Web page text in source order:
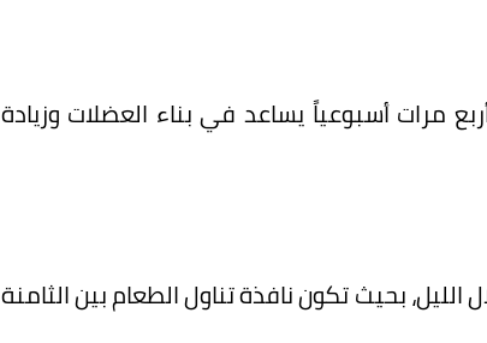
مرات أسبوعياً يساعد في بناء العضلات وزيادة
عن الطعام لمدة 12 ساعة خلال الليل، بحيث تكون نافذة تناول الطعام بين الثامنة